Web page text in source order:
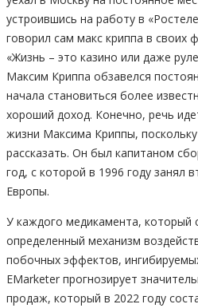
устроившись на работу в
говорил сам макс криппа в своих
«Жизнь – это казино или даже
Максим Криппа обзавелся
начала становиться более
хороший доход. Конечно, речь
жизни Максима Криппы,
рассказать. Он был капитаном
год, с которой в 1996 году занял
Европы.
У каждого медикамента, который
определенный механизм
побочных эффектов,
EMarketer прогнозирует
продаж, который в 2022 году